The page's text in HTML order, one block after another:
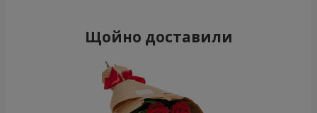
Щойно доставили